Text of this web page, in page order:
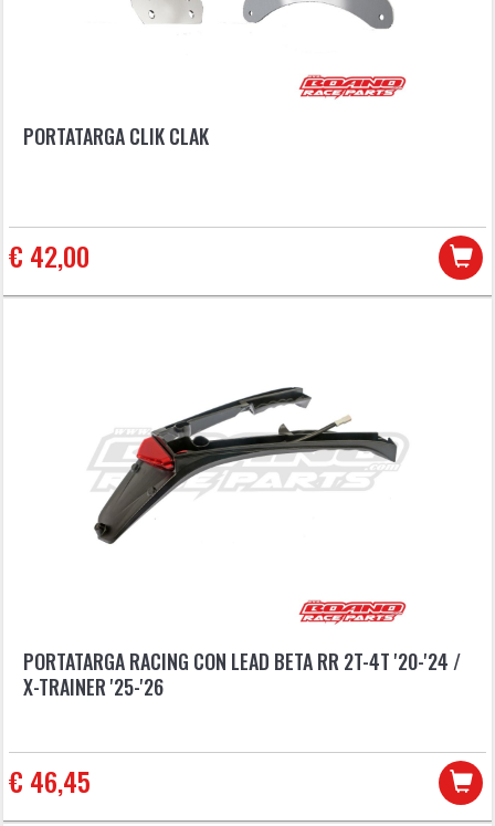
PORTATARGA CLIK CLAK
€ 42,00
PORTATARGA RACING CON LEAD BETA RR 2T-4T '20-'24 /
X-TRAINER '25-'26
€ 46,45